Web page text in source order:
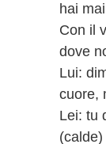
hai
Con il
dove
Lui:
cuore,
Lei: tu